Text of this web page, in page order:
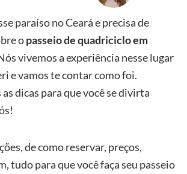
paraíso no Ceará e precisa de
opasseio de quadriciclo em
vivemos a experiência nesse lugar
e vamos te contar como foi.
dicas para que você se divirta
de como reservar, preços,
tudo para que você faça seu passeio